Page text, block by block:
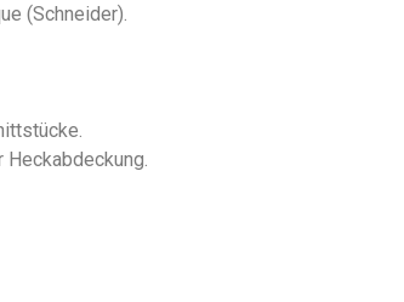
(Schneider).